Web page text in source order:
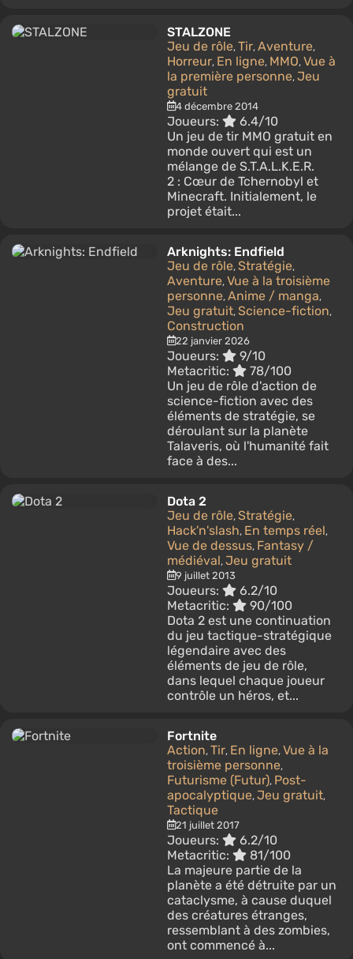
STALZONE
Jeu de rôle, Tir, Aventure,
Horreur, En ligne, MMO, Vue à
la première personne, Jeu
gratuit
4 décembre 2014
Joueurs:
6.4/10
Un jeu de tir MMO gratuit en
monde ouvert qui est un
mélange de S.T.A.L.K.E.R.
2 : Cœur de Tchernobyl et
Minecraft. Initialement, le
projet était...
Arknights: Endfield
Jeu de rôle, Stratégie,
Aventure, Vue à la troisième
personne, Anime / manga,
Jeu gratuit, Science-fiction,
Construction
22 janvier 2026
Joueurs:
9/10
Metacritic:
78/100
Un jeu de rôle d'action de
science-fiction avec des
éléments de stratégie, se
déroulant sur la planète
Talaveris, où l'humanité fait
face à des...
Dota 2
Jeu de rôle, Stratégie,
Hack'n'slash, En temps réel,
Vue de dessus, Fantasy /
médiéval, Jeu gratuit
9 juillet 2013
Joueurs:
6.2/10
Metacritic:
90/100
Dota 2 est une continuation
du jeu tactique-stratégique
légendaire avec des
éléments de jeu de rôle,
dans lequel chaque joueur
contrôle un héros, et...
Fortnite
Action, Tir, En ligne, Vue à la
troisième personne,
Futurisme (Futur), Post-
apocalyptique, Jeu gratuit,
Tactique
21 juillet 2017
Joueurs:
6.2/10
Metacritic:
81/100
La majeure partie de la
planète a été détruite par un
cataclysme, à cause duquel
des créatures étranges,
ressemblant à des zombies,
ont commencé à...